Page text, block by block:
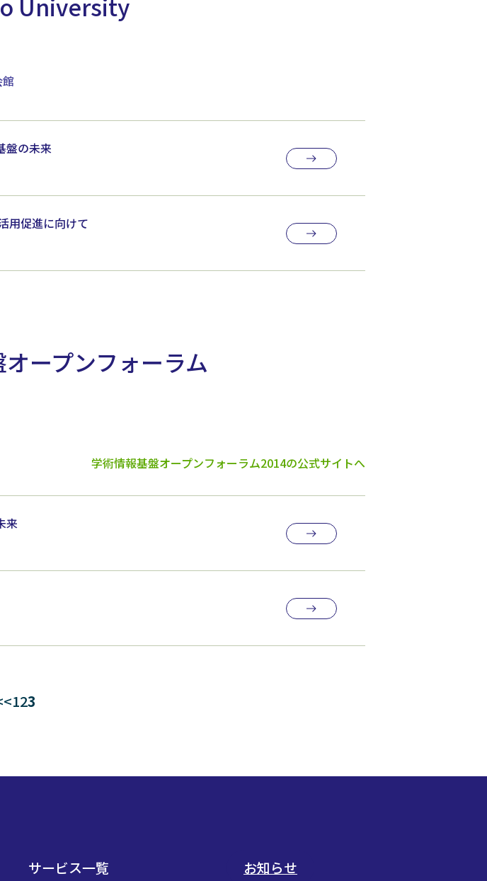
盤の未来
用促進に向けて
ープンフォーラム
学術情報基盤オープンフォーラム2014の公式サイトへ
来
<123
サービス一覧
お知らせ